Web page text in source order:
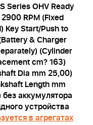
Series OHV Ready
RPM (Fixed
Key Start/Push to
& Charger
(Cylinder
cm? 163)
Dia mm 25,00)
Length mm
аккумулятора
устройства
в агрегатах